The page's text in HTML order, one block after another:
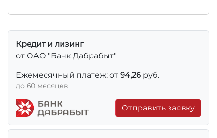
Кредит и лизинг
от ОАО "Банк Дабрабыт"
Ежемесячный платеж: от 94,26 руб.
до 60 месяцев
Отправить заявку